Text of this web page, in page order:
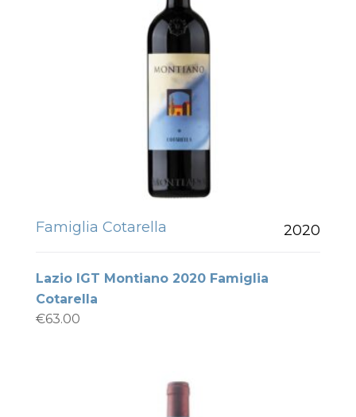
Famiglia Cotarella 2020
Lazio IGT Montiano 2020 Famiglia
Cotarella
€63.00